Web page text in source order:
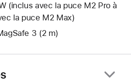
(inclus avec la puce M2 Pro à
la puce M2 Max)
3 (2 m)